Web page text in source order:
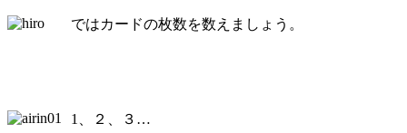
ではカードの枚数を数えましょう。
1、２、３…